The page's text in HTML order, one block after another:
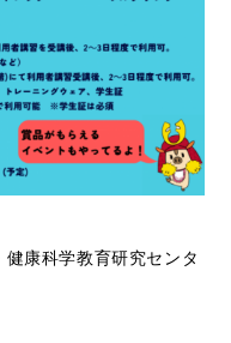
康科学教育研究センタ